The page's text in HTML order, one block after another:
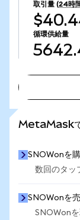
取引量 (24時
循環供給量
MetaMask
SNOWonを
数回のタッ
SNOWonを
SNOWonを